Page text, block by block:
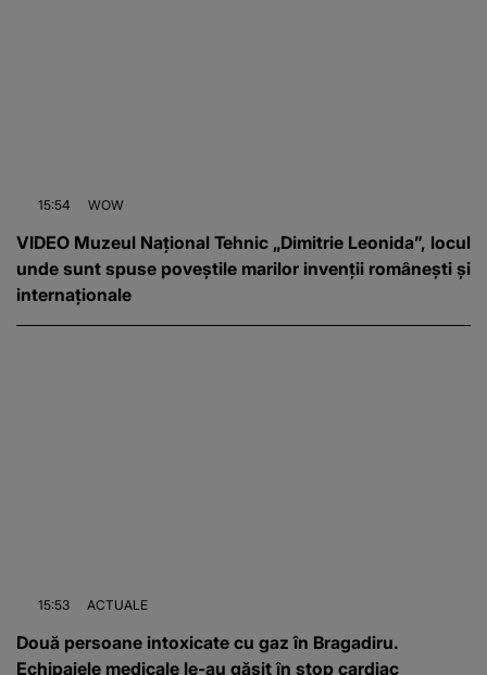
15:54 WOW
VIDEO Muzeul Național Tehnic „Dimitrie Leonida”, locul
unde sunt spuse poveștile marilor invenții românești și
internaționale
15:53 ACTUALE
Două persoane intoxicate cu gaz în Bragadiru.
Echipajele medicale le-au găsit în stop cardiac